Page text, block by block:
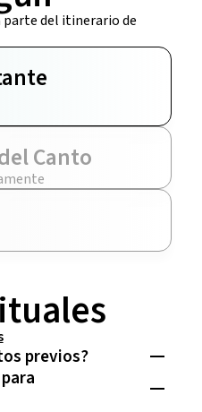
del itinerario de
Canto
previos?